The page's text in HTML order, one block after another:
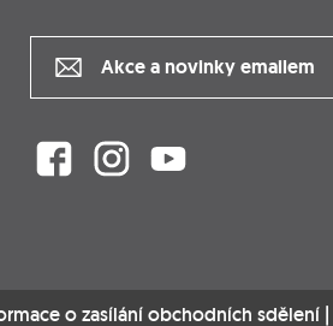
Akce a novinky emailem
o zasílání obchodních sdělení |